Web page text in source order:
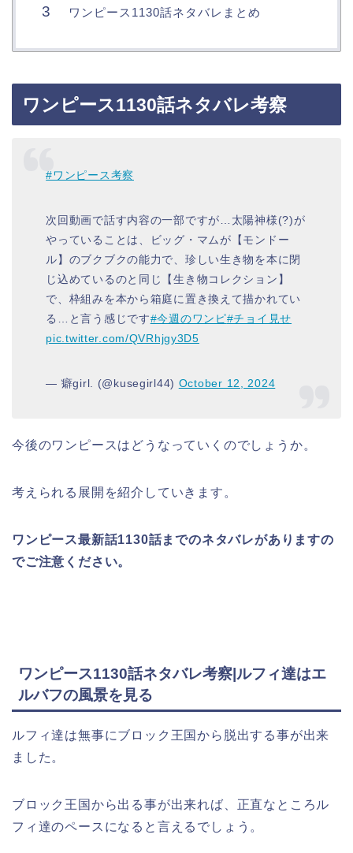
ワンピース1130話ネタバレまとめ
ワンピース1130話ネタバレ考察
#ワンピース考察
次回動画で話す内容の一部ですが…太陽神様(?)が
やっていることは、ビッグ・マムが【モンドー
ル】のブクブクの能力で、珍しい生き物を本に閉
じ込めているのと同じ【生き物コレクション】
で、枠組みを本から箱庭に置き換えて描かれてい
る…と言う感じです#今週のワンピ#チョイ見せ
pic.twitter.com/QVRhjgy3D5
— 癖girl. (@kusegirl44) October 12, 2024
今後のワンピースはどうなっていくのでしょうか。
考えられる展開を紹介していきます。
ワンピース最新話1130話までのネタバレがありますの
でご注意ください。
ワンピース1130話ネタバレ考察|ルフィ達はエ
ルバフの風景を見る
ルフィ達は無事にブロック王国から脱出する事が出来
ました。
ブロック王国から出る事が出来れば、正直なところル
フィ達のペースになると言えるでしょう。